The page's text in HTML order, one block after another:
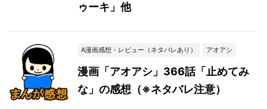
ゥーキ」他
A漫画感想・レビュー（ネタバレあり） アオアシ
漫画「アオアシ」366話「止めてみ
な」の感想（※ネタバレ注意）